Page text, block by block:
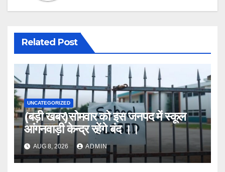
Related Post
UNCATEGORIZED
(बड़ी खबर)सोमवार को इस जनपद में स्कूल
आंगनवाड़ी केन्द्र रहेंगे बंद ।।
AUG 8, 2026 ADMIN